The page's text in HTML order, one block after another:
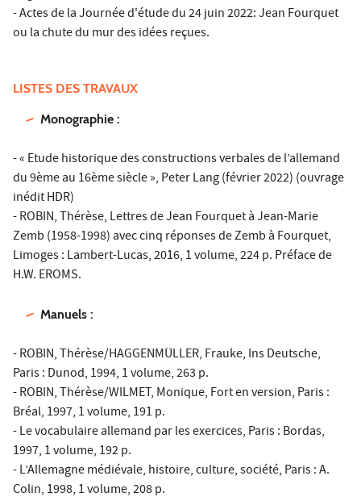
- Actes de la Journée d'étude du 24 juin 2022: Jean Fourquet
ou la chute du mur des idées reçues.
LISTES DES TRAVAUX
Monographie :
- « Etude historique des constructions verbales de l’allemand
du 9ème au 16ème siècle », Peter Lang (février 2022) (ouvrage
inédit HDR)
- ROBIN, Thérèse, Lettres de Jean Fourquet à Jean-Marie
Zemb (1958-1998) avec cinq réponses de Zemb à Fourquet,
Limoges : Lambert-Lucas, 2016, 1 volume, 224 p. Préface de
H.W. EROMS.
Manuels :
- ROBIN, Thérèse/HAGGENMÜLLER, Frauke, Ins Deutsche,
Paris : Dunod, 1994, 1 volume, 263 p.
- ROBIN, Thérèse/WILMET, Monique, Fort en version, Paris :
Bréal, 1997, 1 volume, 191 p.
- Le vocabulaire allemand par les exercices, Paris : Bordas,
1997, 1 volume, 192 p.
- L’Allemagne médiévale, histoire, culture, société, Paris : A.
Colin, 1998, 1 volume, 208 p.